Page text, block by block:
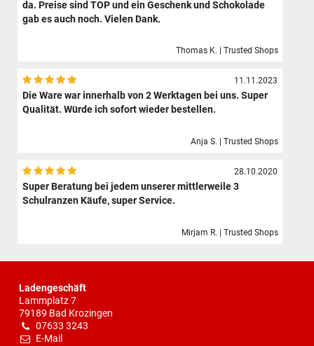
da. Preise sind TOP und ein Geschenk und Schokolade
gab es auch noch. Vielen Dank.
Thomas K. | Trusted Shops
11.11.2023
Die Ware war innerhalb von 2 Werktagen bei uns. Super
Qualität. Würde ich sofort wieder bestellen.
Anja S. | Trusted Shops
28.10.2020
Super Beratung bei jedem unserer mittlerweile 3
Schulranzen Käufe, super Service.
Mirjam R. | Trusted Shops
Ladengeschäft
Lammplatz 7
79189 Bad Krozingen
07633 3243
E-Mail